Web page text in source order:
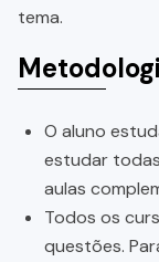
tema.
O aluno
estudar
aulas
Todos os
questões.